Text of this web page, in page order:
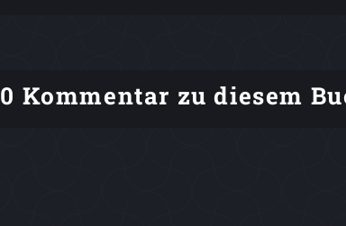
0 Kommentar zu diesem